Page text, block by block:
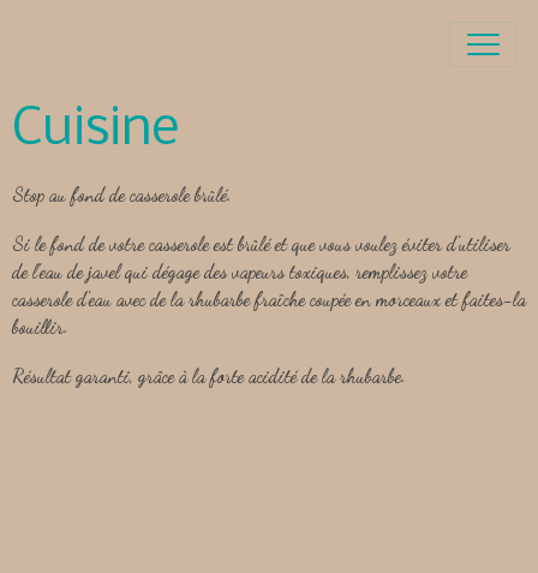
Cuisine
Stop au fond de casserole brûlé.
Si le fond de votre casserole est brûlé et que vous voulez éviter d'utiliser
de l'eau de javel qui dégage des vapeurs toxiques, remplissez votre
casserole d'eau avec de la rhubarbe fraîche coupée en morceaux et faites-la
bouillir.
Résultat garanti, grâce à la forte acidité de la rhubarbe.